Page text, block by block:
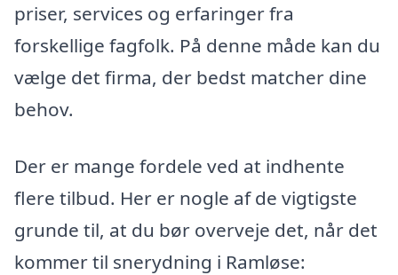
priser, services og erfaringer fra
forskellige fagfolk. På denne måde kan du
vælge det firma, der bedst matcher dine
behov.
Der er mange fordele ved at indhente
flere tilbud. Her er nogle af de vigtigste
grunde til, at du bør overveje det, når det
kommer til snerydning i Ramløse: